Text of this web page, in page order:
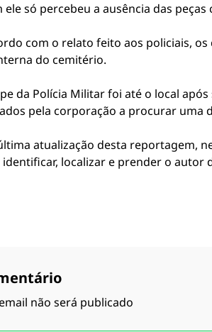
ele só percebeu a ausência das
com o relato feito aos policiais,
do cemitério.
da Polícia Militar foi até o local
pela corporação a procurar uma
atualização desta reportagem,
localizar e prender o autor
não será publicado